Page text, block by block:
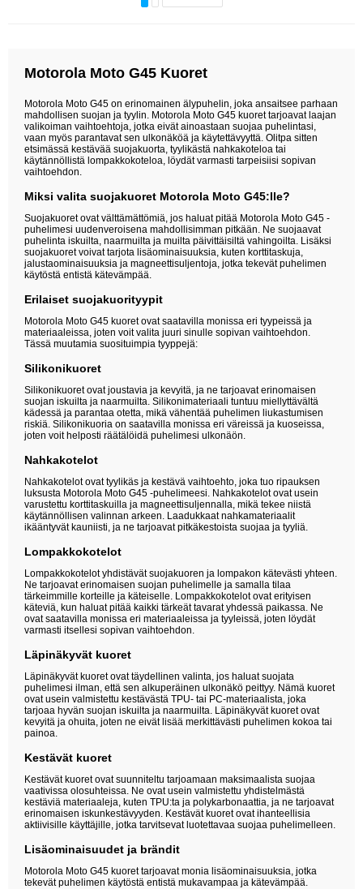
Motorola Moto G45 Kuoret
Motorola Moto G45 on erinomainen älypuhelin, joka ansaitsee parhaan
mahdollisen suojan ja tyylin. Motorola Moto G45 kuoret tarjoavat laajan
valikoiman vaihtoehtoja, jotka eivät ainoastaan suojaa puhelintasi,
vaan myös parantavat sen ulkonäköä ja käytettävyyttä. Olitpa sitten
etsimässä kestävää suojakuorta, tyylikästä nahkakoteloa tai
käytännöllistä lompakkokoteloa, löydät varmasti tarpeisiisi sopivan
vaihtoehdon.
Miksi valita suojakuoret Motorola Moto G45:lle?
Suojakuoret ovat välttämättömiä, jos haluat pitää Motorola Moto G45 -
puhelimesi uudenveroisena mahdollisimman pitkään. Ne suojaavat
puhelinta iskuilta, naarmuilta ja muilta päivittäisiltä vahingoilta. Lisäksi
suojakuoret voivat tarjota lisäominaisuuksia, kuten korttitaskuja,
jalustaominaisuuksia ja magneettisuljentoja, jotka tekevät puhelimen
käytöstä entistä kätevämpää.
Erilaiset suojakuorityypit
Motorola Moto G45 kuoret ovat saatavilla monissa eri tyypeissä ja
materiaaleissa, joten voit valita juuri sinulle sopivan vaihtoehdon.
Tässä muutamia suosituimpia tyyppejä:
Silikonikuoret
Silikonikuoret ovat joustavia ja kevyitä, ja ne tarjoavat erinomaisen
suojan iskuilta ja naarmuilta. Silikonimateriaali tuntuu miellyttävältä
kädessä ja parantaa otetta, mikä vähentää puhelimen liukastumisen
riskiä. Silikonikuoria on saatavilla monissa eri väreissä ja kuoseissa,
joten voit helposti räätälöidä puhelimesi ulkonäön.
Nahkakotelot
Nahkakotelot ovat tyylikäs ja kestävä vaihtoehto, joka tuo ripauksen
luksusta Motorola Moto G45 -puhelimeesi. Nahkakotelot ovat usein
varustettu korttitaskuilla ja magneettisuljennalla, mikä tekee niistä
käytännöllisen valinnan arkeen. Laadukkaat nahkamateriaalit
ikääntyvät kauniisti, ja ne tarjoavat pitkäkestoista suojaa ja tyyliä.
Lompakkokotelot
Lompakkokotelot yhdistävät suojakuoren ja lompakon kätevästi yhteen.
Ne tarjoavat erinomaisen suojan puhelimelle ja samalla tilaa
tärkeimmille korteille ja käteiselle. Lompakkokotelot ovat erityisen
käteviä, kun haluat pitää kaikki tärkeät tavarat yhdessä paikassa. Ne
ovat saatavilla monissa eri materiaaleissa ja tyyleissä, joten löydät
varmasti itsellesi sopivan vaihtoehdon.
Läpinäkyvät kuoret
Läpinäkyvät kuoret ovat täydellinen valinta, jos haluat suojata
puhelimesi ilman, että sen alkuperäinen ulkonäkö peittyy. Nämä kuoret
ovat usein valmistettu kestävästä TPU- tai PC-materiaalista, joka
tarjoaa hyvän suojan iskuilta ja naarmuilta. Läpinäkyvät kuoret ovat
kevyitä ja ohuita, joten ne eivät lisää merkittävästi puhelimen kokoa tai
painoa.
Kestävät kuoret
Kestävät kuoret ovat suunniteltu tarjoamaan maksimaalista suojaa
vaativissa olosuhteissa. Ne ovat usein valmistettu yhdistelmästä
kestäviä materiaaleja, kuten TPU:ta ja polykarbonaattia, ja ne tarjoavat
erinomaisen iskunkestävyyden. Kestävät kuoret ovat ihanteellisia
aktiivisille käyttäjille, jotka tarvitsevat luotettavaa suojaa puhelimelleen.
Lisäominaisuudet ja brändit
Motorola Moto G45 kuoret tarjoavat monia lisäominaisuuksia, jotka
tekevät puhelimen käytöstä entistä mukavampaa ja kätevämpää.